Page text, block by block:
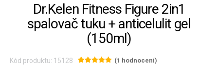
Dr.Kelen Fitness Figure 2in1
spalovač tuku + anticelulit gel
(150ml)
Kód produktu: 15128 (1 hodnocení)